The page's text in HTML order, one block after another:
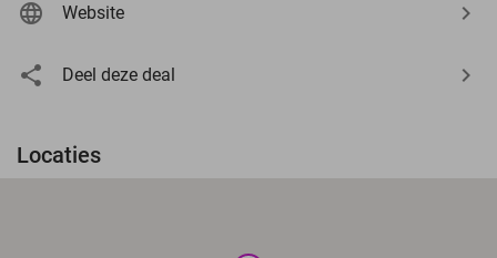
Website
Deel deze deal
Locaties